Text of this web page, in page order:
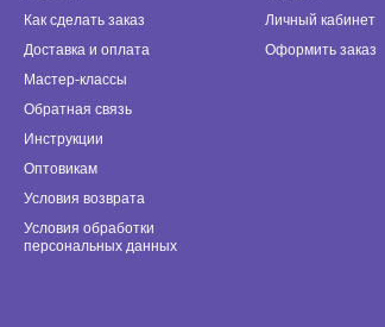
Как сделать заказ
Доставка и оплата
Мастер-классы
Обратная связь
Инструкции
Оптовикам
Условия возврата
Условия обработки
персональных данных
Личный кабинет
Оформить заказ